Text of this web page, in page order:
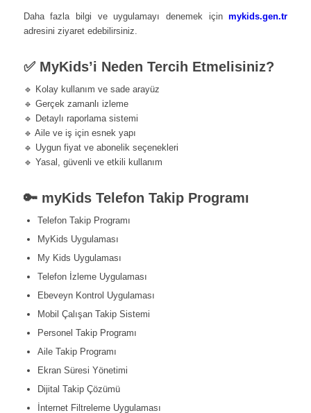
Daha fazla bilgi ve uygulamayı denemek içinmykids.gen.tr
adresini ziyaret edebilirsiniz.
✅ MyKids’i Neden Tercih Etmelisiniz?
🔹 Kolay kullanım ve sade arayüz
🔹 Gerçek zamanlı izleme
🔹 Detaylı raporlama sistemi
🔹 Aile ve iş için esnek yapı
🔹 Uygun fiyat ve abonelik seçenekleri
🔹 Yasal, güvenli ve etkili kullanım
🔑 myKids Telefon Takip Programı
Telefon Takip Programı
MyKids Uygulaması
My Kids Uygulaması
Telefon İzleme Uygulaması
Ebeveyn Kontrol Uygulaması
Mobil Çalışan Takip Sistemi
Personel Takip Programı
Aile Takip Programı
Ekran Süresi Yönetimi
Dijital Takip Çözümü
İnternet Filtreleme Uygulaması